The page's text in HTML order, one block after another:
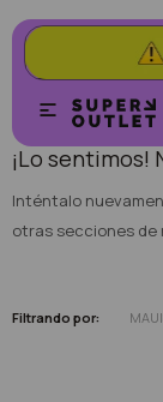
 NO SE
¡Lo sentimos!
Inténtalo
otras secciones
Filtrando por: